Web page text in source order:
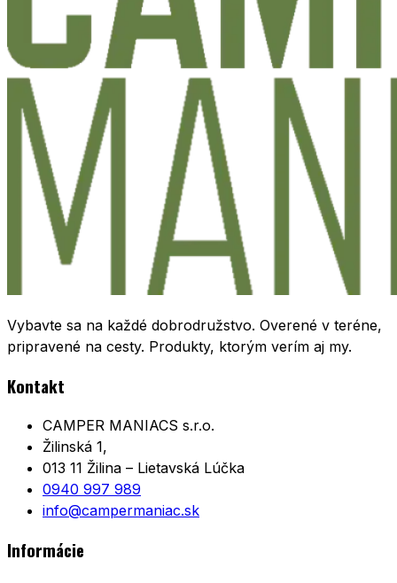
Vybavte sa na každé dobrodružstvo. Overené v teréne,
pripravené na cesty. Produkty, ktorým verím aj my.
Kontakt
CAMPER MANIACS s.r.o.
Žilinská 1,
013 11 Žilina – Lietavská Lúčka
0940 997 989
info@campermaniac.sk
Informácie